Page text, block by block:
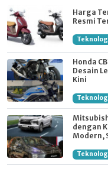
Harga
Resmi
Honda
Desain
Kini
dengan
Modern,